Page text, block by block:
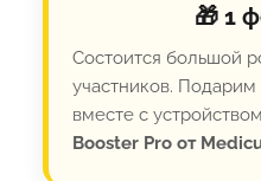
🎁 1
Состоится большой
участников.
вместе с
Booster Pro от